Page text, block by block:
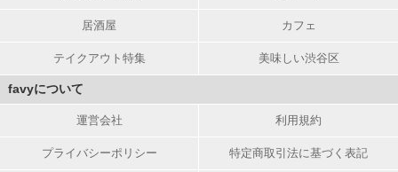
居酒屋 カフェ
テイクアウト特集 美味しい渋谷区
favyについて
運営会社 利用規約
プライバシーポリシー 特定商取引法に基づく表記